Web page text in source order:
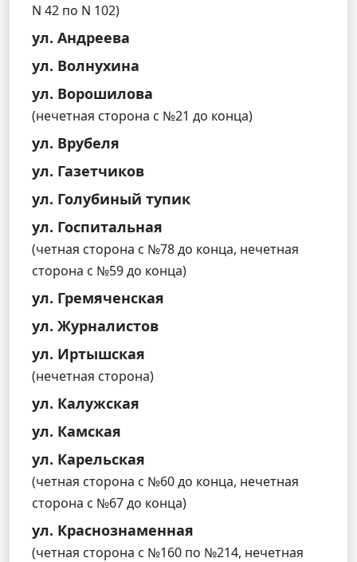
N 42 по N 102)
ул. Андреева
ул. Волнухина
ул. Ворошилова
(нечетная сторона с №21 до конца)
ул. Врубеля
ул. Газетчиков
ул. Голубиный тупик
ул. Госпитальная
(четная сторона с №78 до конца, нечетная
сторона с №59 до конца)
ул. Гремяченская
ул. Журналистов
ул. Иртышская
(нечетная сторона)
ул. Калужская
ул. Камская
ул. Карельская
(четная сторона с №60 до конца, нечетная
сторона с №67 до конца)
ул. Краснознаменная
(четная сторона с №160 по №214, нечетная